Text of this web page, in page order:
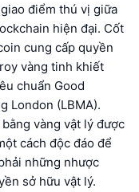
điểm thú vị giữa
hiện đại. Cốt
cung cấp quyền
vàng tinh khiết
chuẩn Good
London (LBMA).
vàng vật lý được
cách độc đáo để
những nhược
sở hữu vật lý.